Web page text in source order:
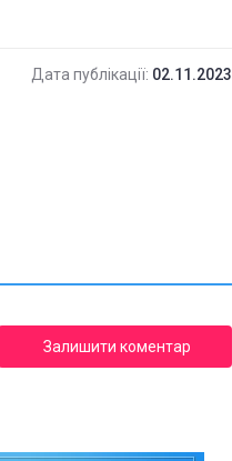
Дата публікації: 02.11.2023
Залишити коментар